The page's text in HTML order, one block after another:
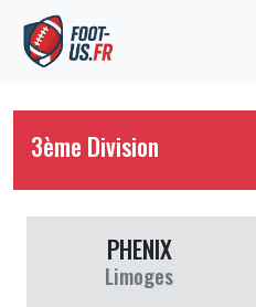
3ème Division
PHENIX
Limoges